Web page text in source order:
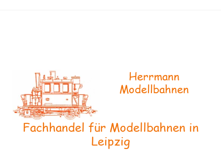
Herrmann
Modellbahnen
Fachhandel für Modellbahnen in
Leipzig